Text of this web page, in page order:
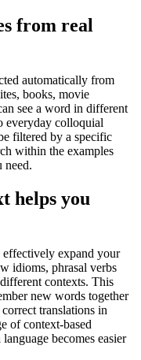
from real
automatically from
books, movie
see a word in different
everyday colloquial
filtered by a specific
within the examples
need.
helps you
effectively expand your
idioms, phrasal verbs
contexts. This
new words together
translations in
of context-based
becomes easier